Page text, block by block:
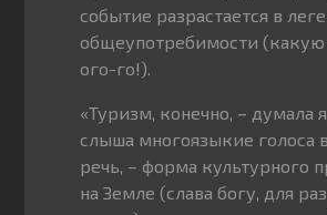
событие разрастается в
общеупотребимости
ого-го!).
«Туризм, конечно, – думала
слыша многоязыкие голоса
речь, – форма культурного
на Земле (слава богу, для